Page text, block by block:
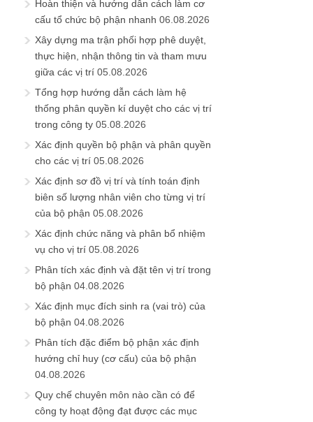
Hoàn thiện và hướng dẫn cách làm cơ
cấu tổ chức bộ phận nhanh 06.08.2026
Xây dựng ma trận phối hợp phê duyệt,
thực hiện, nhận thông tin và tham mưu
giữa các vị trí 05.08.2026
Tổng hợp hướng dẫn cách làm hệ
thống phân quyền kí duyệt cho các vị trí
trong công ty 05.08.2026
Xác định quyền bộ phận và phân quyền
cho các vị trí 05.08.2026
Xác định sơ đồ vị trí và tính toán định
biên số lượng nhân viên cho từng vị trí
của bộ phận 05.08.2026
Xác định chức năng và phân bổ nhiệm
vụ cho vị trí 05.08.2026
Phân tích xác định và đặt tên vị trí trong
bộ phận 04.08.2026
Xác định mục đích sinh ra (vai trò) của
bộ phận 04.08.2026
Phân tích đặc điểm bộ phận xác định
hướng chỉ huy (cơ cấu) của bộ phận
04.08.2026
Quy chế chuyên môn nào cần có để
công ty hoạt động đạt được các mục